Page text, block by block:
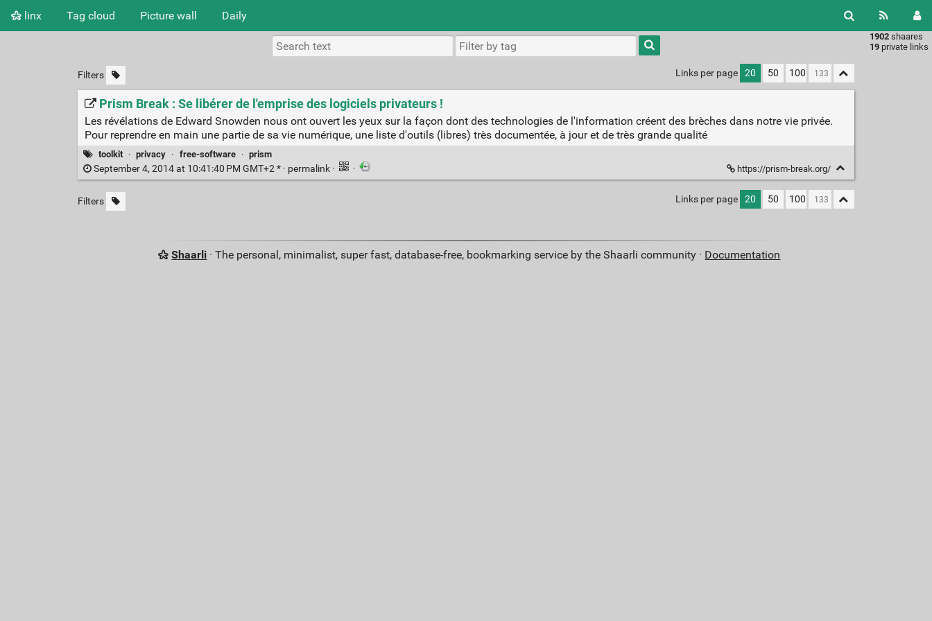
linx Tag cloud Picture wall Daily
1902 shaares
19 private links
Type 1 or
more
characters
results.
Filters Links per page 20 50 100
Prism Break : Se libérer de l'emprise des logiciels privateurs !
Les révélations de Edward Snowden nous ont ouvert les yeux sur la façon dont des technologies de l'information créent des brèches dans notre vie privée.
Pour reprendre en main une partie de sa vie numérique, une liste d'outils (libres) très documentée, à jour et de très grande qualité
toolkit · privacy · free-software · prism
September 4, 2014 at 10:41:40 PM GMT+2 * · permalink · · https://prism-break.org/
Filters Links per page 20 50 100
Shaarli · The personal, minimalist, super fast, database-free, bookmarking service by the Shaarli community · Documentation